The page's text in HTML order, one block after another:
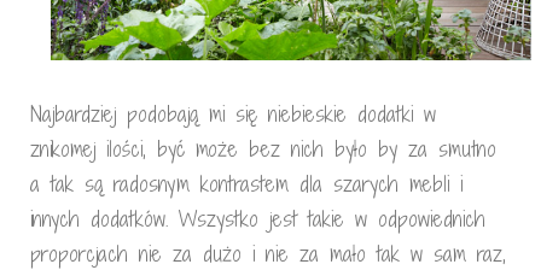
Najbardziej podobają mi się niebieskie dodatki w
znikomej ilości, być może bez nich było by za smutno
a tak są radosnym kontrastem dla szarych mebli i
innych dodatków. Wszystko jest takie w odpowiednich
proporcjach nie za dużo i nie za mało tak w sam raz,